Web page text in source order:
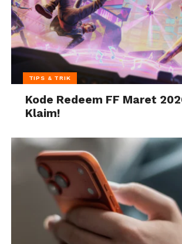
TIPS & TRIK
Kode Redeem FF Maret
Klaim!